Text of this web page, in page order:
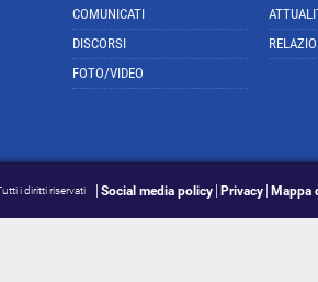
COMUNICATI
DISCORSI
FOTO/VIDEO
i diritti riservati Social media policy Privacy Mappa